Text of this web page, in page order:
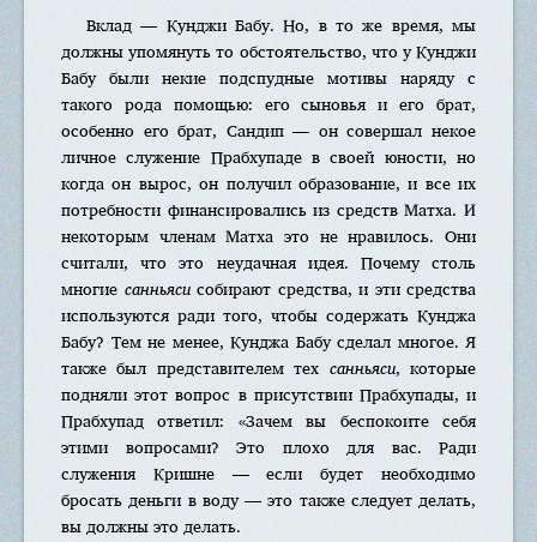
Вклад — Кунджи Бабу. Но, в то же время, мы
должны упомянуть то обстоятельство, что у Кунджи
Бабу были некие подспудные мотивы наряду с
такого рода помощью: его сыновья и его брат,
особенно его брат, Сандип — он совершал некое
личное служение Прабхупаде в своей юности, но
когда он вырос, он получил образование, и все их
потребности финансировались из средств Матха. И
некоторым членам Матха это не нравилось. Они
считали, что это неудачная идея. Почему столь
многие санньясисобирают средства, и эти средства
используются ради того, чтобы содержать Кунджа
Бабу? Тем не менее, Кунджа Бабу сделал многое. Я
также был представителем тех санньяси, которые
подняли этот вопрос в присутствии Прабхупады, и
Прабхупад ответил: «Зачем вы беспокоите себя
этими вопросами? Это плохо для вас. Ради
служения Кришне — если будет необходимо
бросать деньги в воду — это также следует делать,
вы должны это делать.